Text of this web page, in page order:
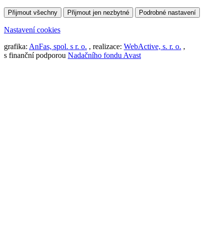
Přijmout všechny Přijmout jen nezbytné Podrobné nastavení
Nastavení cookies
grafika: AnFas, spol. s r. o. , realizace: WebActive, s. r. o. ,
s finanční podporou Nadačního fondu Avast